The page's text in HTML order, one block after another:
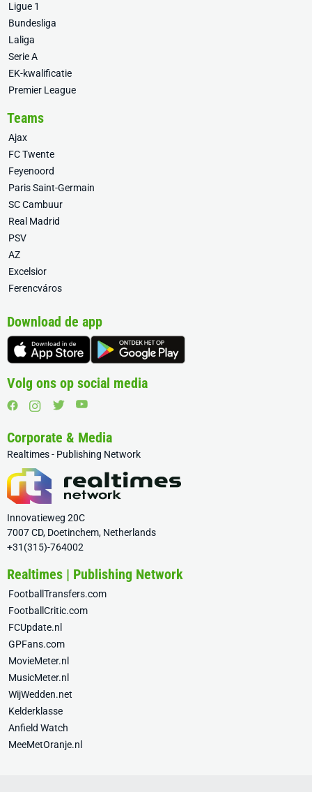
Ligue 1
Bundesliga
Laliga
Serie A
EK-kwalificatie
Premier League
Teams
Ajax
FC Twente
Feyenoord
Paris Saint-Germain
SC Cambuur
Real Madrid
PSV
AZ
Excelsior
Ferencváros
Download de app
Volg ons op social media
Corporate & Media
Realtimes - Publishing Network
Innovatieweg 20C
7007 CD, Doetinchem, Netherlands
+31(315)-764002
Realtimes | Publishing Network
FootballTransfers.com
FootballCritic.com
FCUpdate.nl
GPFans.com
MovieMeter.nl
MusicMeter.nl
WijWedden.net
Kelderklasse
Anfield Watch
MeeMetOranje.nl